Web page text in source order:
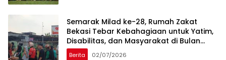
Semarak Milad ke-28, Rumah Zakat
Bekasi Tebar Kebahagiaan untuk Yatim,
Disabilitas, dan Masyarakat di Bulan
Muharram
Berita 02/07/2026